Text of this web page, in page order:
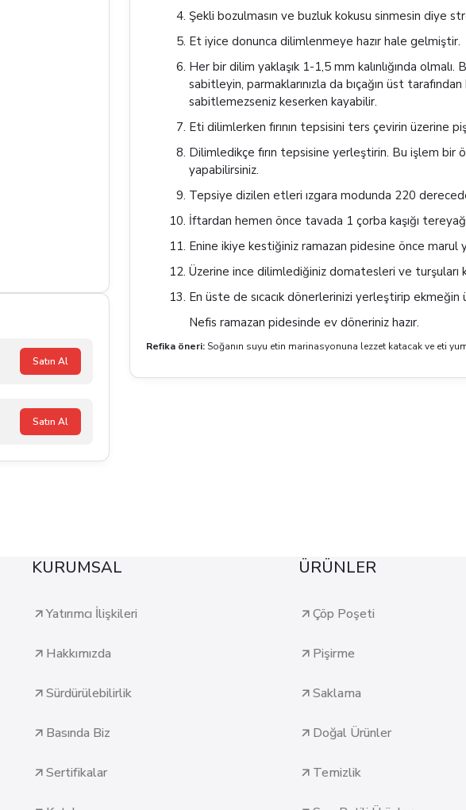
Satın Al
Satın Al
Şekli bozulmasın ve buzluk kokusu sinmesin diye
Et iyice donunca dilimlenmeye hazır hale gelmiştir.
Her bir dilim yaklaşık 1-1,5 mm kalınlığında
sabitleyin, parmaklarınızla da bıçağın üst
sabitlemezseniz keserken kayabilir.
Eti dilimlerken fırının tepsisini ters çevirin üzerine
Dilimledikçe fırın tepsisine yerleştirin. Bu işlem bir
yapabilirsiniz.
Tepsiye dizilen etleri ızgara modunda 220
İftardan hemen önce tavada 1 çorba kaşığı
Enine ikiye kestiğiniz ramazan pidesine önce marul
Üzerine ince dilimlediğiniz domatesleri ve turşuları
En üste de sıcacık dönerlerinizi yerleştirip ekmeğin
Nefis ramazan pidesinde ev döneriniz hazır.
Refika öneri: Soğanın suyu etin marinasyonuna lezzet katacak ve eti
KURUMSAL
Yatırımcı İlişkileri
Hakkımızda
Sürdürülebilirlik
Basında Biz
Sertifikalar
ÜRÜNLER
Çöp Poşeti
Pişirme
Saklama
Doğal Ürünler
Temizlik